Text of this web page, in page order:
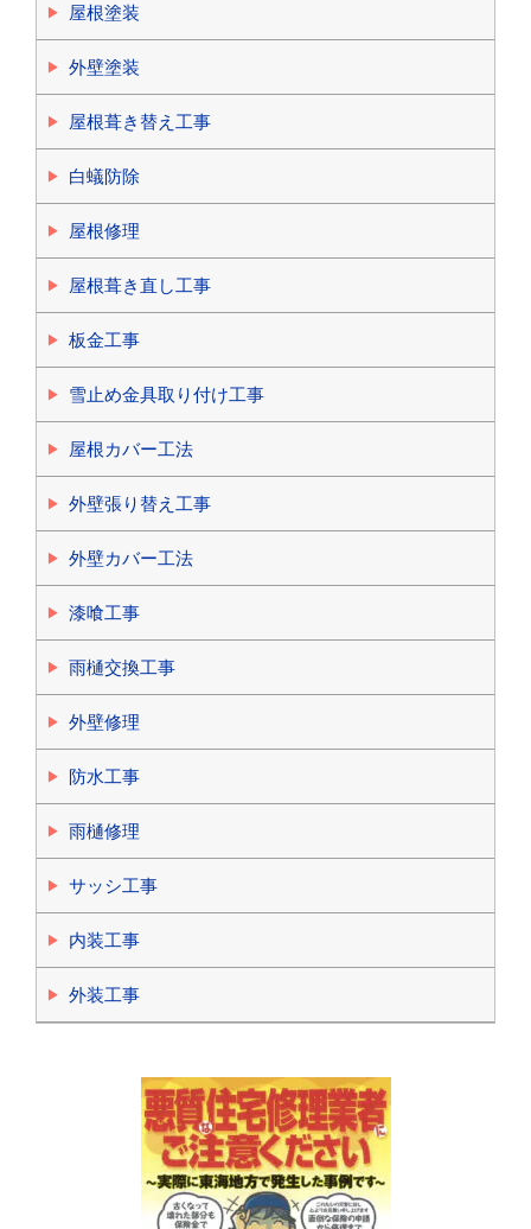
屋根塗装
外壁塗装
屋根葺き替え工事
白蟻防除
屋根修理
屋根葺き直し工事
板金工事
雪止め金具取り付け工事
屋根カバー工法
外壁張り替え工事
外壁カバー工法
漆喰工事
雨樋交換工事
外壁修理
防水工事
雨樋修理
サッシ工事
内装工事
外装工事